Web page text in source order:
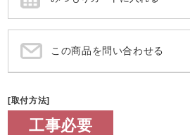
この商品を問い合わせる
[取付方法]
工事必要